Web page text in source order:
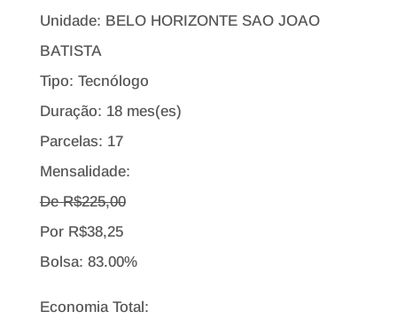
Unidade: BELO HORIZONTE SAO JOAO
BATISTA
Tipo: Tecnólogo
Duração: 18 mes(es)
Parcelas: 17
Mensalidade:
De R$225,00
Por R$38,25
Bolsa: 83.00%
Economia Total: